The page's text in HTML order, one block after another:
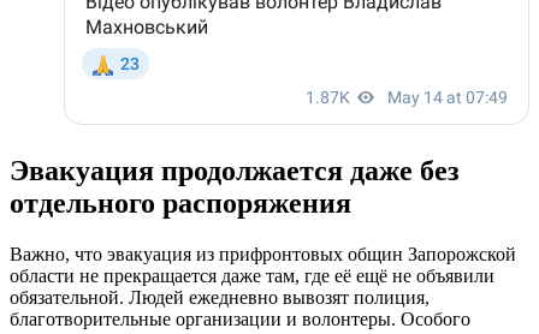
Эвакуация продолжается даже без
отдельного распоряжения
Важно, что эвакуация из прифронтовых общин Запорожской
области не прекращается даже там, где её ещё не объявили
обязательной. Людей ежедневно вывозят полиция,
благотворительные организации и волонтеры. Особого